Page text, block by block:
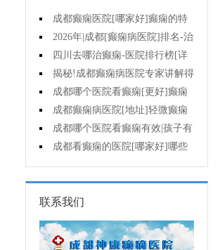
成都癫痫医院[哪家好]癫痫的特
征是什么?
2026年|成都[癫痫病医院]排名-治
疗儿童癫痫好?
四川去哪治癫痫-医院排行榜[详
细排名]小儿癫痫如何治疗?
揭秘!成都癫痫病医院专家讲解得
癫痫治疗要多少钱?
成都哪个医院看癫痫[更好]癫痫
病人容易有什么心理?
成都癫痫病医院[地址]轻微癫痫
有治疗的必要吗?
成都哪个医院看癫痫有效|孩子有
癫痫用什么方法治比较好?
成都看癫痫的医院[哪家好]哪些
原因会引发癫痫呢?
联系我们